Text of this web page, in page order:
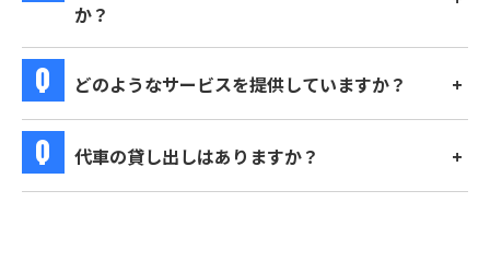
か？
どのようなサービスを提供していますか？
代車の貸し出しはありますか？